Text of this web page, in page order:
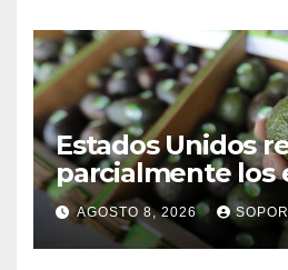
Estados Unidos
parcialmente los
aguacate desde
AGOSTO 8, 2026